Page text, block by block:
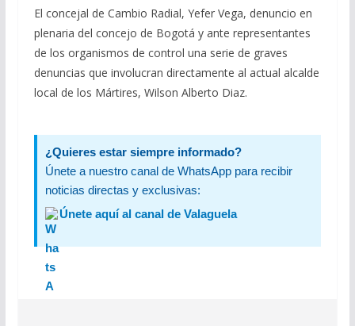
El concejal de Cambio Radial, Yefer Vega, denuncio en
plenaria del concejo de Bogotá y ante representantes
de los organismos de control una serie de graves
denuncias que involucran directamente al actual alcalde
local de los Mártires, Wilson Alberto Diaz.
¿Quieres estar siempre informado?
Únete a nuestro canal de WhatsApp para recibir
noticias directas y exclusivas:
Únete aquí al canal de Valaguela